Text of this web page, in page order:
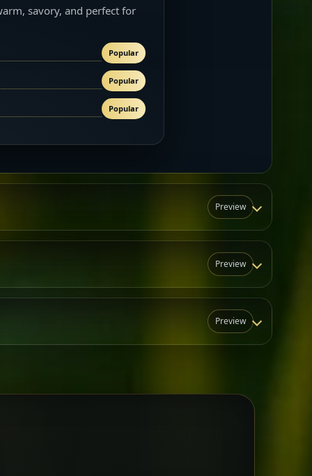
savory, and perfect for
Popular
Popular
Popular
Preview
Preview
Preview